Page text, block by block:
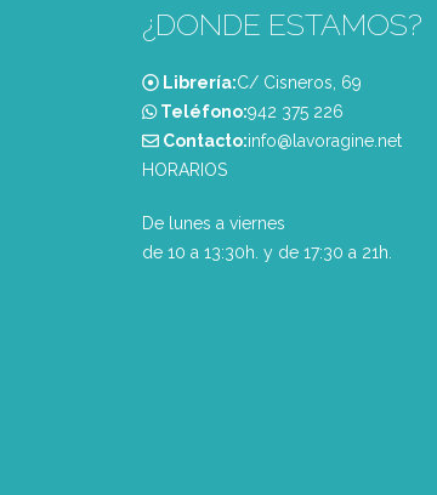
¿DONDE ESTAMOS?
Librería:C/ Cisneros, 69
Teléfono:‭942 375 226‬
Contacto:info@lavoragine.net
HORARIOS
De lunes a viernes
de 10 a 13:30h. y de 17:30 a 21h.